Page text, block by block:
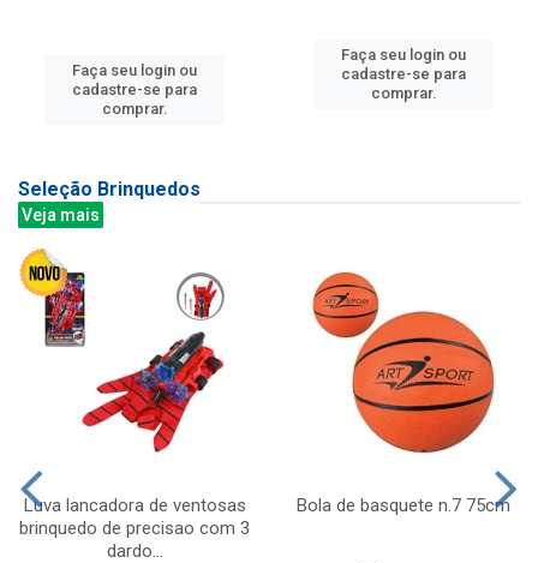
Faça seu login ou
cadastre-se para
comprar.
Faça seu login ou
cadastre-se para
comprar.
Seleção Brinquedos
Veja mais
Luva lancadora de ventosas
brinquedo de precisao com 3
dardo...
Bola de basquete n.7 75cm